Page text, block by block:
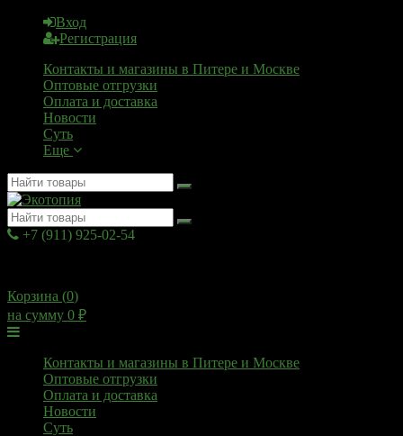
Вход
Регистрация
Контакты и магазины в Питере и Москве
Оптовые отгрузки
Оплата и доставка
Новости
Суть
Еще
+7 (911) 925-02-54
Корзина (0)
на сумму 0 ₽
Контакты и магазины в Питере и Москве
Оптовые отгрузки
Оплата и доставка
Новости
Суть